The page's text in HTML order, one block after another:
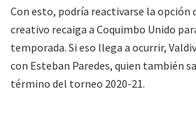
Con esto, podría reactivarse la opción
creativo recaiga a Coquimbo Unido
temporada. Si eso llega a ocurrir,
con Esteban Paredes, quien también
término del torneo 2020-21.